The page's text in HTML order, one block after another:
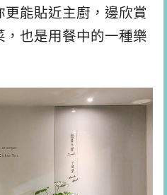
能貼近主廚，邊欣賞
也是用餐中的一種樂